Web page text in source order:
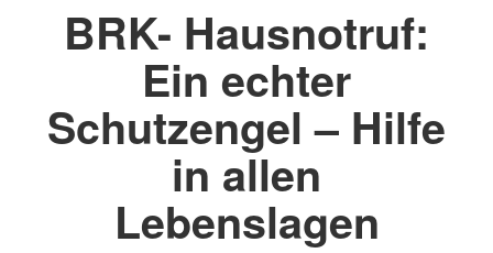
BRK- Hausnotruf:
Ein echter
Schutzengel – Hilfe
in allen
Lebenslagen